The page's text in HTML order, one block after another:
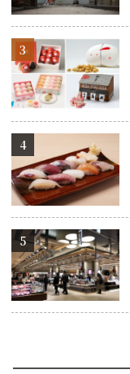
詳細はこちら
詳細はこちら
詳細はこちら